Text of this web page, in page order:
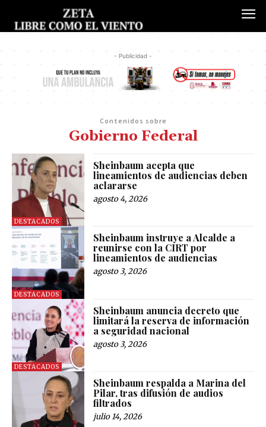
- Publicidad -
Contenidos sobre
Gobierno Federal
DESTACADOS
Sheinbaum acepta que
lineamientos de audiencias deben
aclararse
agosto 4, 2026
DESTACADOS
Sheinbaum instruye a Alcalde a
reunirse con la CIRT por
lineamientos de audiencias
agosto 3, 2026
DESTACADOS
Sheinbaum anuncia decreto que
limitará la reserva de información
a seguridad nacional
agosto 3, 2026
Sheinbaum respalda a Marina del
Pilar, tras difusión de audios
filtrados
julio 14, 2026